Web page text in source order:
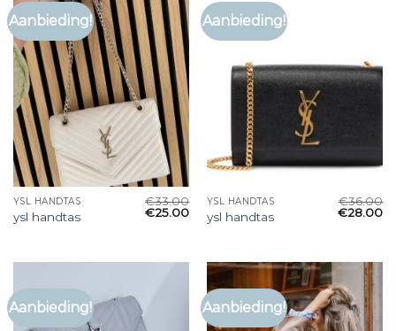
Aanbieding!
YSL HANDTAS
ysl handtas
€33.00
€25.00
Aanbieding!
YSL HANDTAS
ysl handtas
€36.00
€28.00
Aanbieding! Aanbieding!